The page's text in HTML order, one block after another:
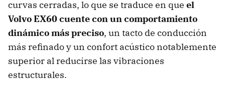
curvas cerradas, lo que se traduce en que el
Volvo EX60 cuente con un comportamiento
dinámico más preciso, un tacto de conducción
más refinado y un confort acústico notablemente
superior al reducirse las vibraciones
estructurales.